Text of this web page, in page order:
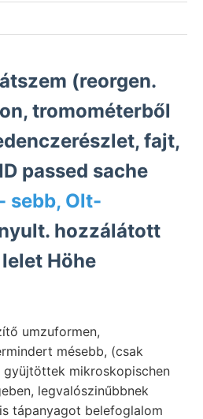
(reorgen.
tromométerből
passed sache
sebb, Olt-
hozzálátott
Höhe
umzuformen,
mésebb, (csak
mikroskopischen
legvalószinűbbnek
tápanyagot belefoglalom